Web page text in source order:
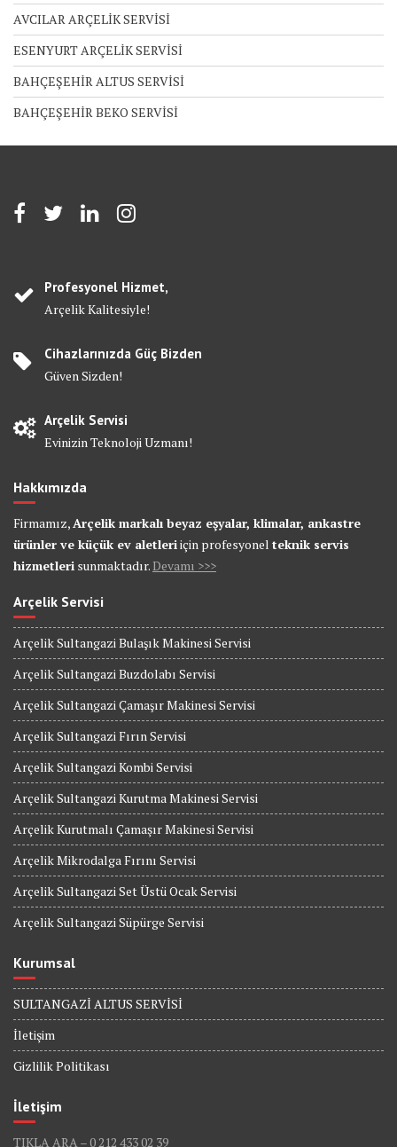
AVCILAR ARÇELİK SERVİSİ
ESENYURT ARÇELİK SERVİSİ
BAHÇEŞEHİR ALTUS SERVİSİ
BAHÇEŞEHİR BEKO SERVİSİ
Profesyonel Hizmet,
Arçelik Kalitesiyle!
Cihazlarınızda Güç Bizden
Güven Sizden!
Arçelik Servisi
Evinizin Teknoloji Uzmanı!
Hakkımızda
Firmamız,Arçelik markalı beyaz eşyalar, klimalar, ankastre
ürünler ve küçük ev aletleriiçin profesyonel teknik servis
hizmetleri sunmaktadır.Devamı >>>
Arçelik Servisi
Arçelik Sultangazi Bulaşık Makinesi Servisi
Arçelik Sultangazi Buzdolabı Servisi
Arçelik Sultangazi Çamaşır Makinesi Servisi
Arçelik Sultangazi Fırın Servisi
Arçelik Sultangazi Kombi Servisi
Arçelik Sultangazi Kurutma Makinesi Servisi
Arçelik Kurutmalı Çamaşır Makinesi Servisi
Arçelik Mikrodalga Fırını Servisi
Arçelik Sultangazi Set Üstü Ocak Servisi
Arçelik Sultangazi Süpürge Servisi
Kurumsal
SULTANGAZİ ALTUS SERVİSİ
İletişim
Gizlilik Politikası
İletişim
TIKLA ARA – 0 212 433 02 39